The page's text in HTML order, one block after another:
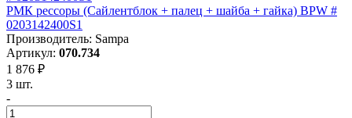
РМК рессоры (Сайлентблок + палец + шайба + гайка) BPW #
0203142400S1
Производитель: Sampa
Артикул: 070.734
1 876 ₽
3 шт.
-